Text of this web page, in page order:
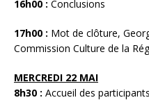
16h00 : Conclusions
17h00 : Mot de clôture,
Commission Culture de la
MERCREDI 22 MAI
8h30 : Accueil des